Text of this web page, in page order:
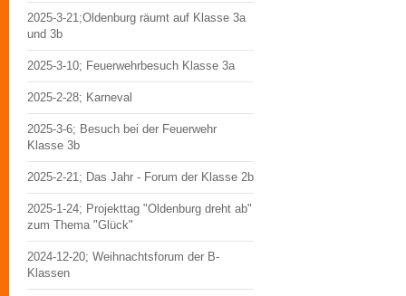
2025-3-21;Oldenburg räumt auf Klasse 3a
und 3b
2025-3-10; Feuerwehrbesuch Klasse 3a
2025-2-28; Karneval
2025-3-6; Besuch bei der Feuerwehr
Klasse 3b
2025-2-21; Das Jahr - Forum der Klasse 2b
2025-1-24; Projekttag "Oldenburg dreht ab"
zum Thema "Glück"
2024-12-20; Weihnachtsforum der B-
Klassen